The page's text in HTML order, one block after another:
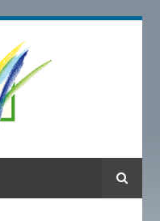
Suche